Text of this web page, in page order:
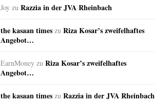
Joy zu Razzia in der JVA Rheinbach
the kasaan times zu Riza Kosar’s zweifelhaftes
Angebot…
EarnMoney zu Riza Kosar’s zweifelhaftes
Angebot…
the kasaan times zu Razzia in der JVA Rheinbach